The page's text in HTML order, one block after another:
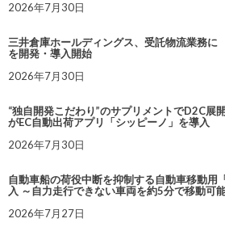
2026年7月30日
三井倉庫ホールディングス、受託物流業務に
を開発・導入開始
2026年7月30日
“独自開発こだわり”のサプリメントでD2C展
がEC自動出荷アプリ「シッピーノ」を導入
2026年7月30日
自動車船の荷役中断を抑制する自動車移動用
入 ～自力走行できない車両を約5分で移動可
2026年7月27日